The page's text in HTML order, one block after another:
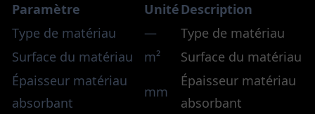
Paramètre UnitéDescription
Type de matériau
—
Type de matériau
Surface du matériau
m²
Surface du matériau
Épaisseur matériau
absorbant
mm
Épaisseur matériau
absorbant